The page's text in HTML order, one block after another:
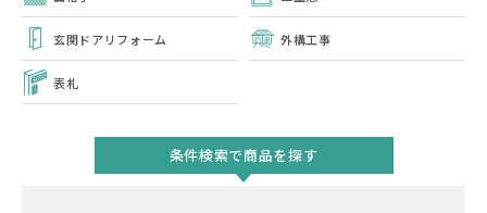
玄関ドアリフォーム 外構工事
表札
条件検索で商品を探す